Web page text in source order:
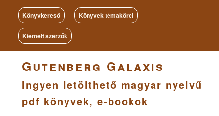
Könyvkereső Könyvek témakörei
Kiemelt szerzők
Gutenberg Galaxis
Ingyen letölthető magyar nyelvű
pdf könyvek, e-bookok